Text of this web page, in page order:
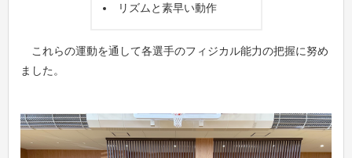
リズムと素早い動作
これらの運動を通して各選手のフィジカル能力の把握に努め
ました。